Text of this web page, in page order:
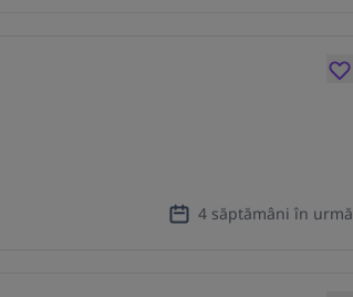
4 săptămâni în urmă